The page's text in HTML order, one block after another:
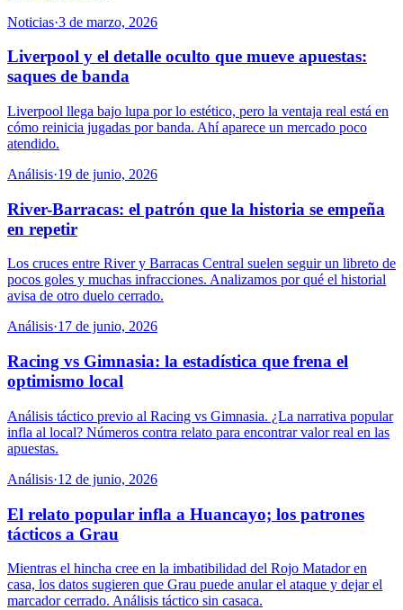
Noticias·3 de marzo, 2026
Liverpool y el detalle oculto que mueve apuestas:
saques de banda
Liverpool llega bajo lupa por lo estético, pero la ventaja real está en
cómo reinicia jugadas por banda. Ahí aparece un mercado poco
atendido.
Análisis·19 de junio, 2026
River-Barracas: el patrón que la historia se empeña
en repetir
Los cruces entre River y Barracas Central suelen seguir un libreto de
pocos goles y muchas infracciones. Analizamos por qué el historial
avisa de otro duelo cerrado.
Análisis·17 de junio, 2026
Racing vs Gimnasia: la estadística que frena el
optimismo local
Análisis táctico previo al Racing vs Gimnasia. ¿La narrativa popular
infla al local? Números contra relato para encontrar valor real en las
apuestas.
Análisis·12 de junio, 2026
El relato popular infla a Huancayo; los patrones
tácticos a Grau
Mientras el hincha cree en la imbatibilidad del Rojo Matador en
casa, los datos sugieren que Grau puede anular el ataque y dejar el
marcador cerrado. Análisis táctico sin casaca.